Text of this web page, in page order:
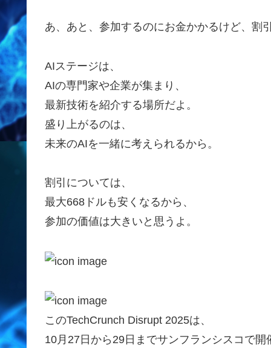
あ、あと、参加するのにお金かかるけど、割
AIステージは、
AIの専門家や企業が集まり、
最新技術を紹介する場所だよ。
盛り上がるのは、
未来のAIを一緒に考えられるから。
割引については、
最大668ドルも安くなるから、
参加の価値は大きいと思うよ。
このTechCrunch Disrupt 2025は、
10月27日から29日までサンフランシスコで開